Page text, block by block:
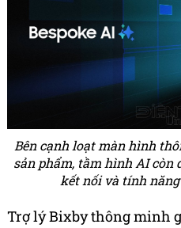
Bên cạnh loạt màn hình
sản phẩm, tầm hình AI còn
kết nối và tính
Trợ lý Bixby thông minh